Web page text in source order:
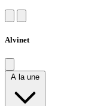
Alvinet
A la une